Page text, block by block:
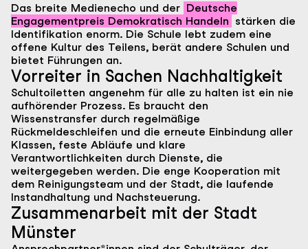
Das breite Medienecho und der Deutsche
Engagementpreis Demokratisch Handeln stärken die
Identifikation enorm. Die Schule lebt zudem eine
offene Kultur des Teilens, berät andere Schulen und
bietet Führungen an.
Vorreiter in Sachen Nachhaltigkeit
Schultoiletten angenehm für alle zu halten ist ein nie
aufhörender Prozess. Es braucht den
Wissenstransfer durch regelmäßige
Rückmeldeschleifen und die erneute Einbindung aller
Klassen, feste Abläufe und klare
Verantwortlichkeiten durch Dienste, die
weitergegeben werden. Die enge Kooperation mit
dem Reinigungsteam und der Stadt, die laufende
Instandhaltung und Nachsteuerung.
Zusammenarbeit mit der Stadt
Münster